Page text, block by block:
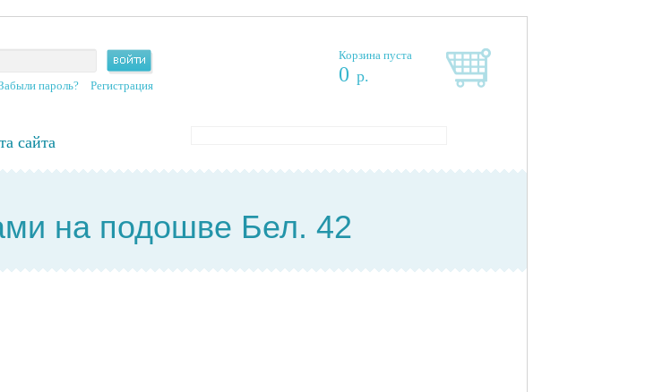
пароль? Регистрация
Корзина пуста
0 р.
сайта
на подошве Бел. 42